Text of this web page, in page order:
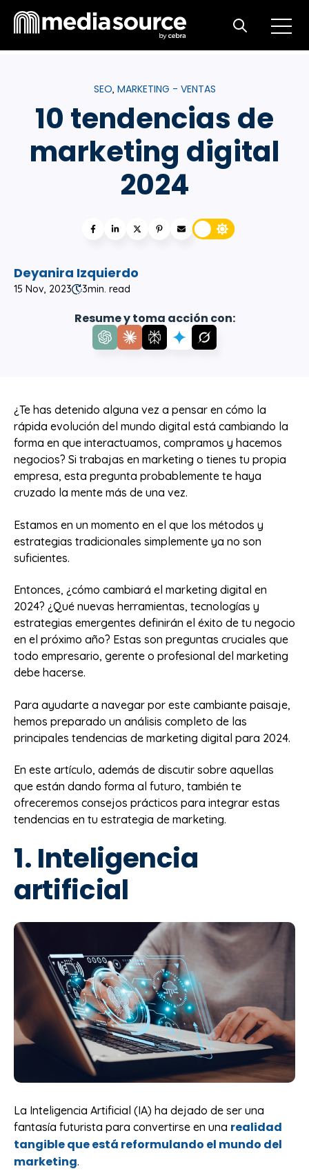
Open
Open search
SEO, MARKETING - VENTAS
10 tendencias de
marketing digital
2024
Deyanira Izquierdo
15 Nov, 2023 3min. read
Resume y toma acción con:
¿Te has detenido alguna vez a pensar en cómo la
rápida evolución del mundo digital está cambiando la
forma en que interactuamos, compramos y hacemos
negocios? Si trabajas en marketing o tienes tu propia
empresa, esta pregunta probablemente te haya
cruzado la mente más de una vez.
Estamos en un momento en el que los métodos y
estrategias tradicionales simplemente ya no son
suficientes.
Entonces, ¿cómo cambiará el marketing digital en
2024? ¿Qué nuevas herramientas, tecnologías y
estrategias emergentes definirán el éxito de tu negocio
en el próximo año? Estas son preguntas cruciales que
todo empresario, gerente o profesional del marketing
debe hacerse.
Para ayudarte a navegar por este cambiante paisaje,
hemos preparado un análisis completo de las
principales tendencias de marketing digital para 2024.
En este artículo, además de discutir sobre aquellas
que están dando forma al futuro, también te
ofreceremos consejos prácticos para integrar estas
tendencias en tu estrategia de marketing.
1. Inteligencia
artificial
La Inteligencia Artificial (IA) ha dejado de ser una
fantasía futurista para convertirse en una realidad
tangible que está reformulando el mundo del
marketing.